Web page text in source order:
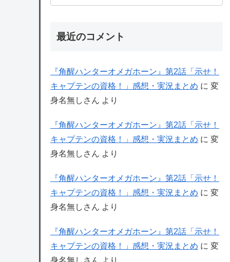
最近のコメント
『角醒ハンターオメガホーン』第2話「示せ！
キャプテンの資格！」感想・実況まとめ に 変
身名無しさん より
『角醒ハンターオメガホーン』第2話「示せ！
キャプテンの資格！」感想・実況まとめ に 変
身名無しさん より
『角醒ハンターオメガホーン』第2話「示せ！
キャプテンの資格！」感想・実況まとめ に 変
身名無しさん より
『角醒ハンターオメガホーン』第2話「示せ！
キャプテンの資格！」感想・実況まとめ に 変
身名無しさん より